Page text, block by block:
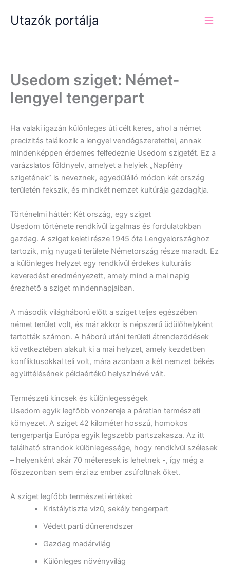
Utazók portálja
Usedom sziget: Német-
lengyel tengerpart
Ha valaki igazán különleges úti célt keres, ahol a német
precizitás találkozik a lengyel vendégszeretettel, annak
mindenképpen érdemes felfedeznie Usedom szigetét. Ez a
varázslatos földnyelv, amelyet a helyiek „Napfény
szigetének” is neveznek, egyedülálló módon két ország
területén fekszik, és mindkét nemzet kultúrája gazdagítja.
Történelmi háttér: Két ország, egy sziget
Usedom története rendkívül izgalmas és fordulatokban
gazdag. A sziget keleti része 1945 óta Lengyelországhoz
tartozik, míg nyugati területe Németország része maradt. Ez
a különleges helyzet egy rendkívül érdekes kulturális
keveredést eredményezett, amely mind a mai napig
érezhető a sziget mindennapjaiban.
A második világháború előtt a sziget teljes egészében
német terület volt, és már akkor is népszerű üdülőhelyként
tartották számon. A háború utáni területi átrendeződések
következtében alakult ki a mai helyzet, amely kezdetben
konfliktusokkal teli volt, mára azonban a két nemzet békés
együttélésének példaértékű helyszínévé vált.
Természeti kincsek és különlegességek
Usedom egyik legfőbb vonzereje a páratlan természeti
környezet. A sziget 42 kilométer hosszú, homokos
tengerpartja Európa egyik legszebb partszakasza. Az itt
található strandok különlegessége, hogy rendkívül szélesek
– helyenként akár 70 méteresek is lehetnek -, így még a
főszezonban sem érzi az ember zsúfoltnak őket.
A sziget legfőbb természeti értékei:
Kristálytiszta vizű, sekély tengerpart
Védett parti dünerendszer
Gazdag madárvilág
Különleges növényvilág